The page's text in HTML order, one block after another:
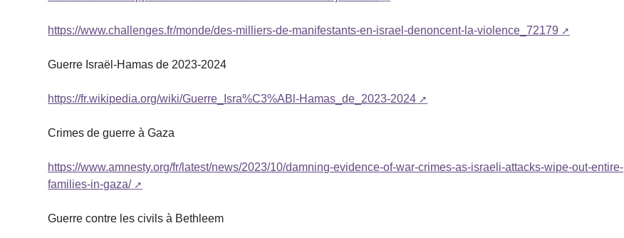
https://www.challenges.fr/monde/des-milliers-de-manifestants-en-israel-denoncent-la-violence_72179
Guerre Israël-Hamas de 2023-2024
https://fr.wikipedia.org/wiki/Guerre_Isra%C3%ABl-Hamas_de_2023-2024
Crimes de guerre à Gaza
https://www.amnesty.org/fr/latest/news/2023/10/damning-evidence-of-war-crimes-as-israeli-attacks-wipe-out-entire-
families-in-gaza/
Guerre contre les civils à Bethleem